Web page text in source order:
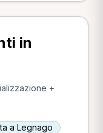
in
+
a Legnago